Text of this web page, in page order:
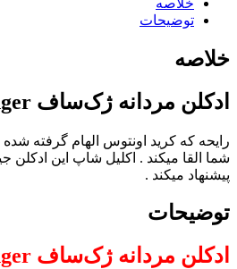
توضیحات
خلاصه
ادکلن مردانه ژک‌ساف Avenger
رایحه که کرید اونتوس الهام گرفته
شما القا میکند . اکلیل شاپ این ادکلن
پیشنهاد میکند .
توضیحات
ادکلن مردانه ژک‌ساف Avenger